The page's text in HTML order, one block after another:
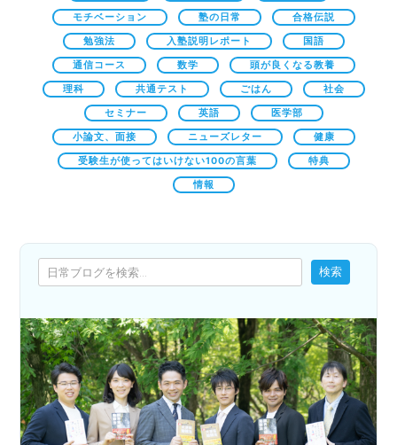
モチベーション 塾の日常 合格伝説
勉強法 入塾説明レポート 国語
通信コース 数学 頭が良くなる教養
理科 共通テスト ごはん 社会
セミナー 英語 医学部
小論文、面接 ニューズレター 健康
受験生が使ってはいけない100の言葉 特典
情報
検索
検索